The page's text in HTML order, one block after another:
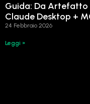
Guida: Da Artefatto
Claude Desktop +
24 Febbraio 2026
Leggi »